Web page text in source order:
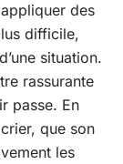
des
difficile,
situation.
rassurante
passe. En
que son
les